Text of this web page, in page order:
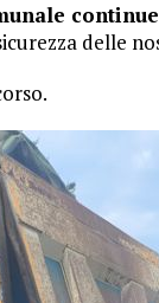
delle